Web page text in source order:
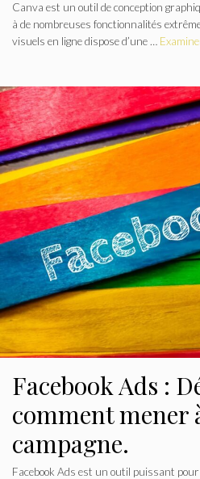
Canva est un outil de conception
à de nombreuses fonctionnalités
visuels en ligne dispose d’une …
Facebook Ads :
comment mener
campagne.
Facebook Ads est un outil puissant